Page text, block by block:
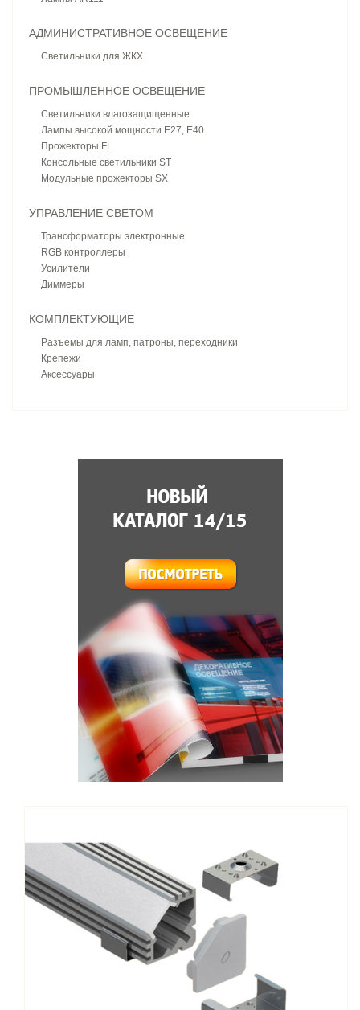
АДМИНИСТРАТИВНОЕ ОСВЕЩЕНИЕ
Светильники для ЖКХ
ПРОМЫШЛЕННОЕ ОСВЕЩЕНИЕ
Светильники влагозащищенные
Лампы высокой мощности E27, E40
Прожекторы FL
Консольные светильники ST
Модульные прожекторы SX
УПРАВЛЕНИЕ СВЕТОМ
Трансформаторы электронные
RGB контроллеры
Усилители
Диммеры
КОМПЛЕКТУЮЩИЕ
Разъемы для ламп, патроны, переходники
Крепежи
Аксессуары